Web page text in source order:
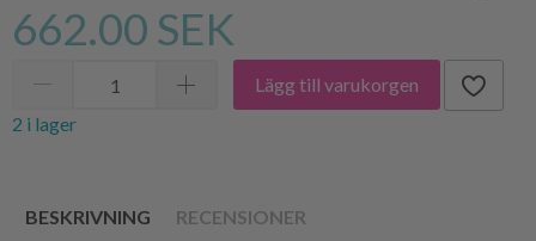
662.00 SEK
Lägg till varukorgen
2 i lager
BESKRIVNING RECENSIONER